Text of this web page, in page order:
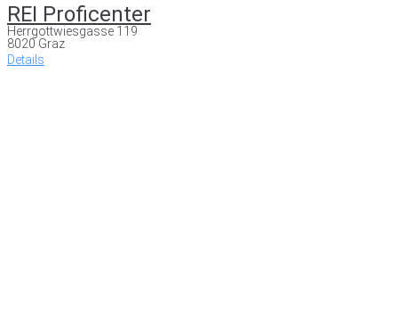
REI Proficenter
Herrgottwiesgasse 119
8020 Graz
Details